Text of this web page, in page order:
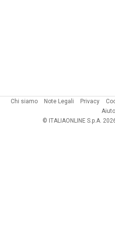
Chi siamo Note Legali Privacy
Aiuto
© ITALIAONLINE S.p.A.